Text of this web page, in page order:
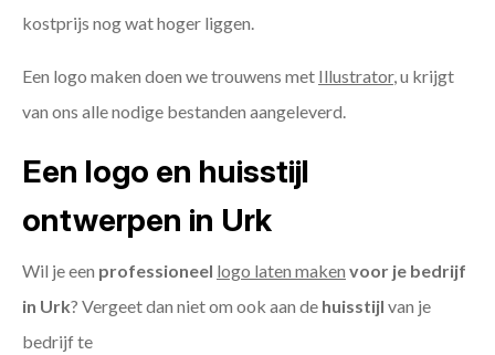
kostprijs nog wat hoger liggen.
Een logo maken doen we trouwens met Illustrator, u krijgt
van ons alle nodige bestanden aangeleverd.
Een logo en huisstijl
ontwerpen in Urk
Wil je een professioneel logo laten maken voor je bedrijf
in Urk? Vergeet dan niet om ook aan de huisstijl van je
bedrijf te